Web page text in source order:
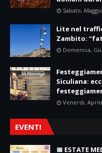
Sabato,
Lite nel
Zambito:
Domenica,
Siculiana:
Venerdì,
EVENTI
📅 ESTATE